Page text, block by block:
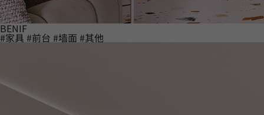
BENIF
#家具 #前台 #墙面 #其他